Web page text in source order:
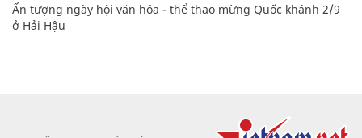
Ấn tượng ngày hội văn hóa - thể thao mừng Quốc khánh 2/9
ở Hải Hậu